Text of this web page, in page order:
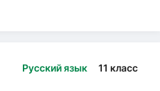
Русский язык 11 класс